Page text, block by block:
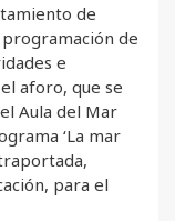
de
de
e
aforo, que se
Aula del Mar
‘La mar
para el